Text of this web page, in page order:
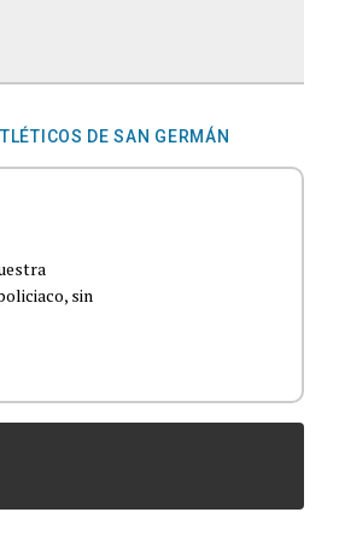
DE SAN GERMÁN
sin